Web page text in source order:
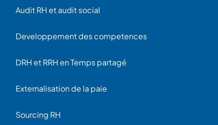
Audit RH et audit social
Developpement des competences
DRH et RRH en Temps partagé
Externalisation de la paie
Sourcing RH